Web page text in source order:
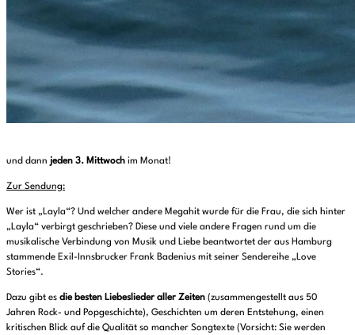
und dann jeden 3. Mittwoch im Monat!
Zur Sendung:
Wer ist „Layla“? Und welcher andere Megahit wurde für die Frau, die sich hinter
„Layla“ verbirgt geschrieben? Diese und viele andere Fragen rund um die
musikalische Verbindung von Musik und Liebe beantwortet der aus Hamburg
stammende Exil-Innsbrucker Frank Badenius mit seiner Sendereihe „Love
Stories“.
Dazu gibt es die besten Liebeslieder aller Zeiten (zusammengestellt aus 50
Jahren Rock- und Popgeschichte), Geschichten um deren Entstehung, einen
kritischen Blick auf die Qualität so mancher Songtexte (Vorsicht: Sie werden